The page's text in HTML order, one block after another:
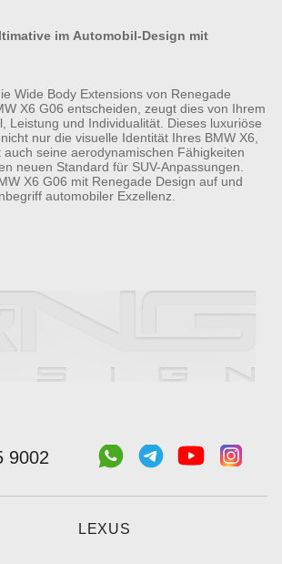
im Automobil-Design mit
Wide Body Extensions von Renegade
X6 G06 entscheiden, zeugt dies von Ihrem
Leistung und Individualität. Dieses luxuriöse
nur die visuelle Identität Ihres BMW X6,
seine aerodynamischen Fähigkeiten
neuen Standard für SUV-Anpassungen.
X6 G06 mit Renegade Design auf und
automobiler Exzellenz.
9002
LEXUS